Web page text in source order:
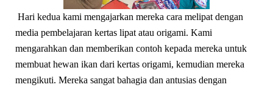
Hari kedua kami mengajarkan mereka cara melipat dengan
media pembelajaran kertas lipat atau origami. Kami
mengarahkan dan memberikan contoh kepada mereka untuk
membuat hewan ikan dari kertas origami, kemudian mereka
mengikuti. Mereka sangat bahagia dan antusias dengan